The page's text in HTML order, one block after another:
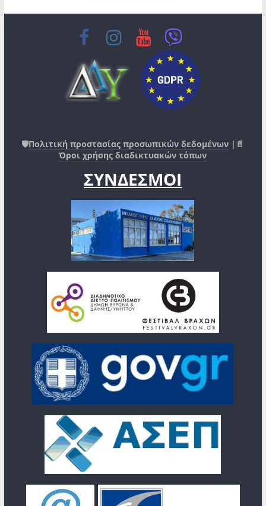
🛡️Πολιτική προστασίας προσωπικών δεδομένων |📄
Όροι χρήσης διαδικτυακών τόπων
ΣΥΝΔΕΣΜΟΙ